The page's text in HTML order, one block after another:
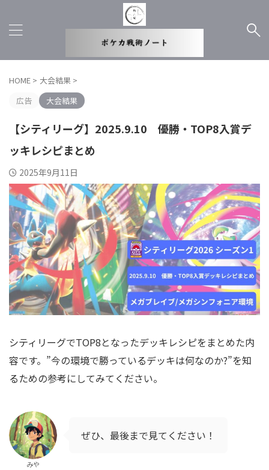
HOME > 大会結果 >
広告
大会結果
【シティリーグ】2025.9.10 優勝・TOP8入賞デ
ッキレシピまとめ
2025年9月11日
シティリーグでTOP8となったデッキレシピをまとめた内
容です。”今の環境で勝っているデッキは何なのか?”を知
るための参考にしてみてください。
みや
ぜひ、最後まで見てください！